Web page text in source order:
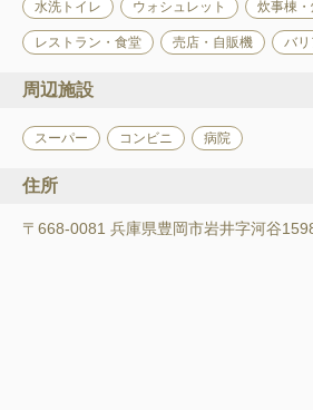
水洗トイレ ウォシュレット 炊事棟
レストラン・食堂 売店・自販機 バ
周辺施設
スーパー コンビニ 病院
住所
〒668-0081 兵庫県豊岡市岩井字河谷